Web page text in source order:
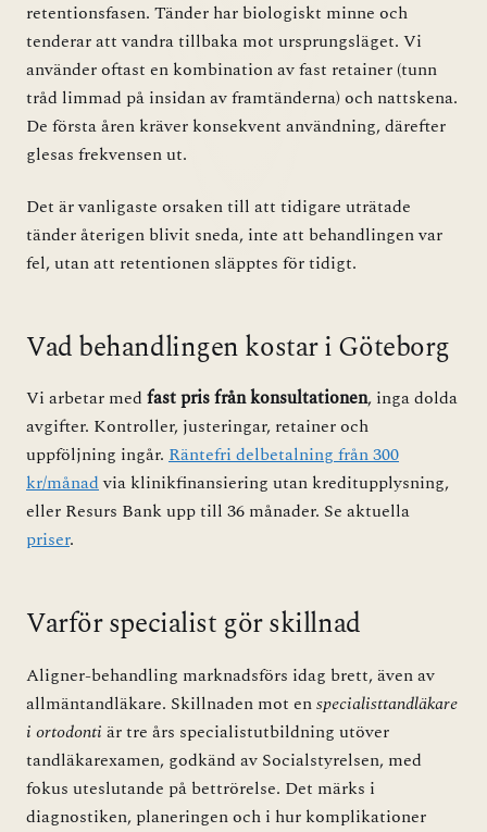
retentionsfasen. Tänder har biologiskt minne och
tenderar att vandra tillbaka mot ursprungsläget. Vi
använder oftast en kombination av fast retainer (tunn
tråd limmad på insidan av framtänderna) och nattskena.
De första åren kräver konsekvent användning, därefter
glesas frekvensen ut.
Det är vanligaste orsaken till att tidigare uträtade
tänder återigen blivit sneda, inte att behandlingen var
fel, utan att retentionen släpptes för tidigt.
Vad behandlingen kostar i Göteborg
Vi arbetar med fast pris från konsultationen, inga dolda
avgifter. Kontroller, justeringar, retainer och
uppföljning ingår. Räntefri delbetalning från 300
kr/månadvia klinikfinansiering utan kreditupplysning,
eller Resurs Bank upp till 36 månader. Se aktuella
priser.
Varför specialist gör skillnad
Aligner-behandling marknadsförs idag brett, även av
allmäntandläkare. Skillnaden mot enspecialisttandläkare
i ortodonti är tre års specialistutbildning utöver
tandläkarexamen, godkänd av Socialstyrelsen, med
fokus uteslutande på bettrörelse. Det märks i
diagnostiken, planeringen och i hur komplikationer